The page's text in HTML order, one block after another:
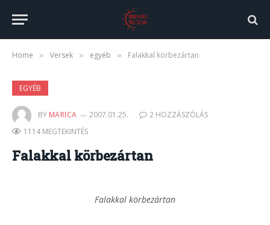
Home » Versek » egyéb » Falakkal körbezártan
EGYÉB
Falakkal körbezártan
BY MARICA 2007.01.25.
2 HOZZÁSZÓLÁS
1114 MEGTEKINTÉS
Falakkal körbezártan